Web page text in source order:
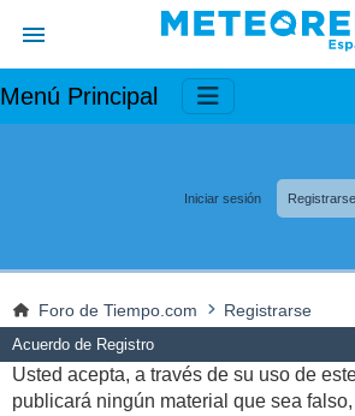
Menú Principal
Iniciar sesión Registrarse
Foro de Tiempo.com Registrarse
Acuerdo de Registro
Usted acepta, a través de su uso de
publicará ningún material que sea